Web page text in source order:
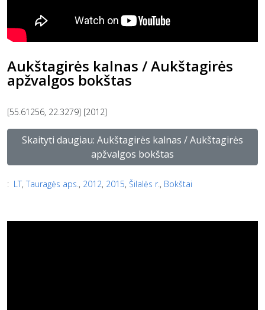
Aukštagirės kalnas / Aukštagirės
apžvalgos bokštas
[55.61256, 22.3279] [2012]
Skaityti daugiau: Aukštagirės kalnas / Aukštagirės
apžvalgos bokštas
: LT, Tauragės aps., 2012, 2015, Šilalės r., Bokštai